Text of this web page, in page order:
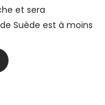
et sera
de Suède est à moins